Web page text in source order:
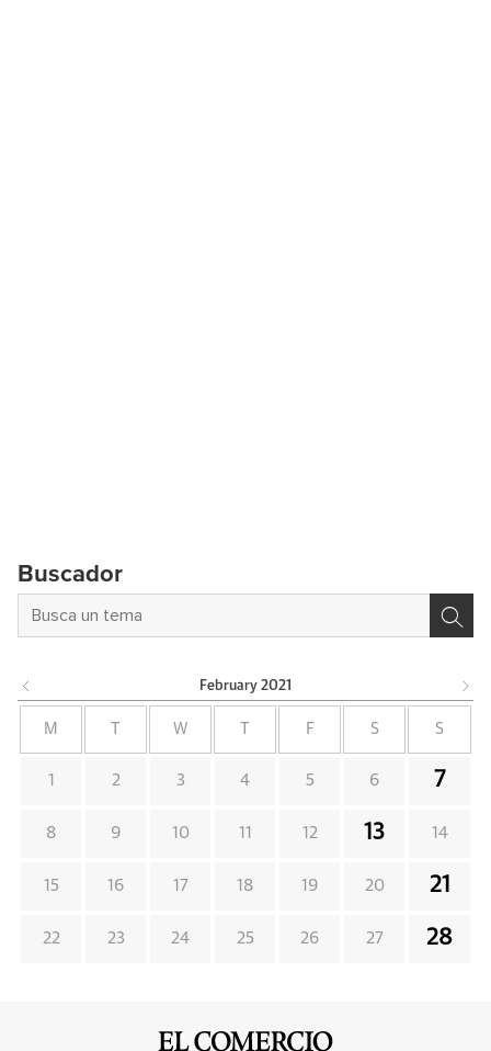
Buscador
February 2021
M T W T F S S
1 2 3 4 5 6 7
8 9 10 11 12 13 14
15 16 17 18 19 20 21
22 23 24 25 26 27 28